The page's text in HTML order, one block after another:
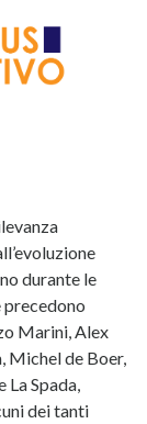
durante le
precedono
Marini, Alex
Michel de Boer,
Spada,
dei tanti